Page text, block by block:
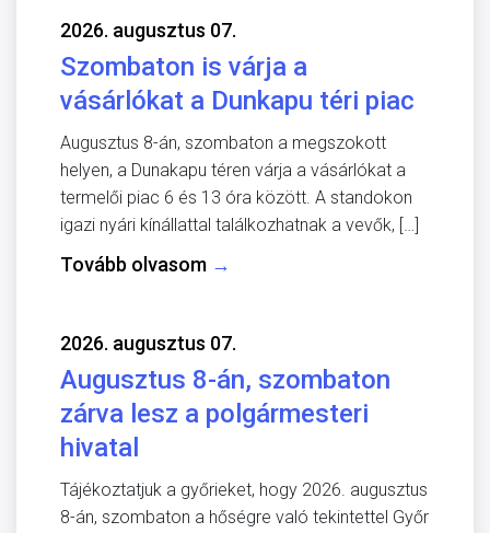
2026. augusztus 07.
Szombaton is várja a
vásárlókat a Dunkapu téri piac
Augusztus 8-án, szombaton a megszokott
helyen, a Dunakapu téren várja a vásárlókat a
termelői piac 6 és 13 óra között. A standokon
igazi nyári kínállattal találkozhatnak a vevők, […]
Tovább olvasom →
2026. augusztus 07.
Augusztus 8-án, szombaton
zárva lesz a polgármesteri
hivatal
Tájékoztatjuk a győrieket, hogy 2026. augusztus
8-án, szombaton a hőségre való tekintettel Győr